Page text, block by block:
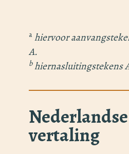
a hiervoor
A.
bhiernasluitingstekens
Nederlandse
vertaling